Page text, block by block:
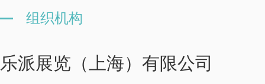
组织机构
乐派展览（上海）有限公司